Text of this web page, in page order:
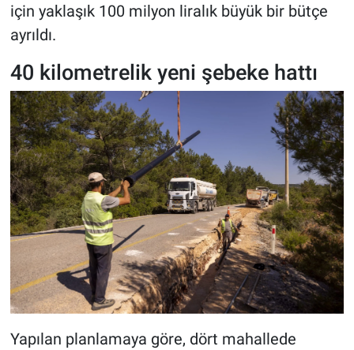
için yaklaşık 100 milyon liralık büyük bir bütçe
ayrıldı.
40 kilometrelik yeni şebeke hattı
Yapılan planlamaya göre, dört mahallede